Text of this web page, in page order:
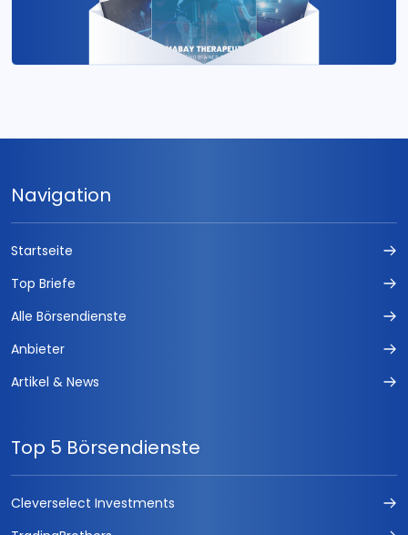
Navigation
Startseite
Top Briefe
Alle Börsendienste
Anbieter
Artikel & News
Top 5 Börsendienste
Cleverselect Investments